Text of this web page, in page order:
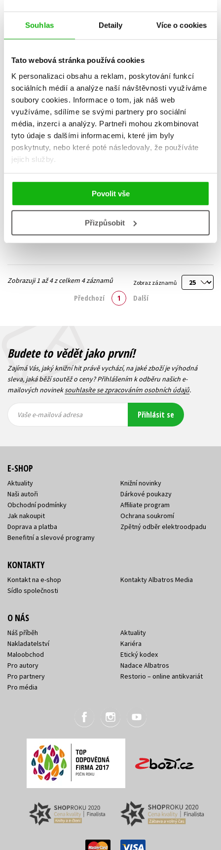
Souhlas Detaily Více o cookies
Tato webová stránka používá cookies
K personalizaci obsahu a reklam, poskytování funkcí
sociálních médií a analýze naší návštěvnosti využíváme
soubory cookies. Informace o tom, jak náš web
využíváme, sdílíme se svými partnery pro sociální
média, inzerci a analýzy. Partneři mohou zkombinovat
tyto údaje s dalšími informacemi, které jim byly
poskytnuty, nebo které poté následovaly, že používáte
jejich služby.
Povolit vše
Přizpůsobit
Kniha pro partnery
Olga Studničková Šípková
359 Kč449 Kč
Kniha pro ženy
Olga Studničková Šípková
319 Kč399 Kč
Zobraz záznamů
Zobrazuji 1 až 4 z celkem 4 záznamů
Předchozí 1 Další
Budete to vědět jako první!
Zajímá Vás, jaký knižní hit právě vychází, na jaké zboží je výhodná
sleva, jaká běží soutěž o ceny? Přihlášením k odběru našich e-
mailových novineksouhlasíte se zpracováním osobních údajů.
mailová
mailová
Vaše e-mailová adresa Přihlásit se
E-SHOP
Aktuality
Naši autoři
Obchodní podmínky
Jak nakoupit
Doprava a platba
Benefitní a slevové programy
Knižní novinky
Dárkové poukazy
Affiliate program
Ochrana soukromí
Zpětný odběr elektroodpadu
KONTAKTY
Kontakt na e-shop
Sídlo společnosti
Kontakty Albatros Media
O NÁS
Náš příběh
Nakladatelství
Maloobchod
Pro autory
Pro partnery
Pro média
Aktuality
Kariéra
Etický kodex
Nadace Albatros
Restorio – online antikvariát